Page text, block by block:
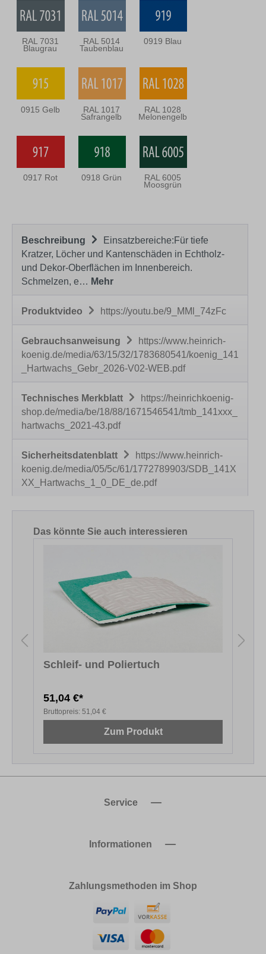
RAL 7031
Blaugrau
RAL 5014
Taubenblau
0919 Blau
0915 Gelb RAL 1017
Safrangelb
RAL 1028
Melonengelb
0917 Rot 0918 Grün RAL 6005
Moosgrün
Beschreibung
Einsatzbereiche:Für tiefe
Kratzer, Löcher und Kantenschäden in Echtholz-
und Dekor-Oberflächen im Innenbereich.
Schmelzen, e… Mehr
Produktvideo https://youtu.be/9_MMl_74zFc
Gebrauchsanweisung
https://www.heinrich-
koenig.de/media/63/15/32/1783680541/koenig_141
_Hartwachs_Gebr_2026-V02-WEB.pdf
Technisches Merkblatt
https://heinrichkoenig-
shop.de/media/be/18/88/1671546541/tmb_141xxx_
hartwachs_2021-43.pdf
Sicherheitsdatenblatt
https://www.heinrich-
koenig.de/media/05/5c/61/1772789903/SDB_141X
XX_Hartwachs_1_0_DE_de.pdf
Produktgalerie überspringen
Das könnte Sie auch interessieren
Schleif- und Poliertuch
51,04 €*
Bruttopreis: 51,04 €
Zum Produkt
Service
Informationen
Zahlungsmethoden im Shop